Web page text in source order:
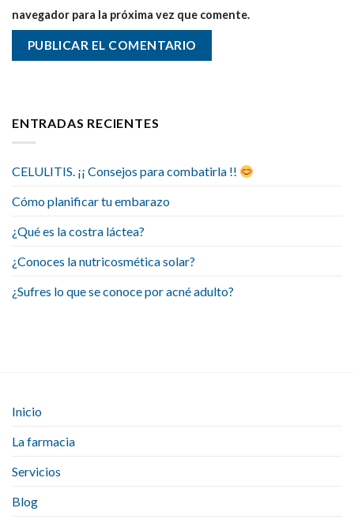
navegador para la próxima vez que comente.
ENTRADAS RECIENTES
CELULITIS. ¡¡ Consejos para combatirla !!
Cómo planificar tu embarazo
¿Qué es la costra láctea?
¿Conoces la nutricosmética solar?
¿Sufres lo que se conoce por acné adulto?
Inicio
La farmacia
Servicios
Blog